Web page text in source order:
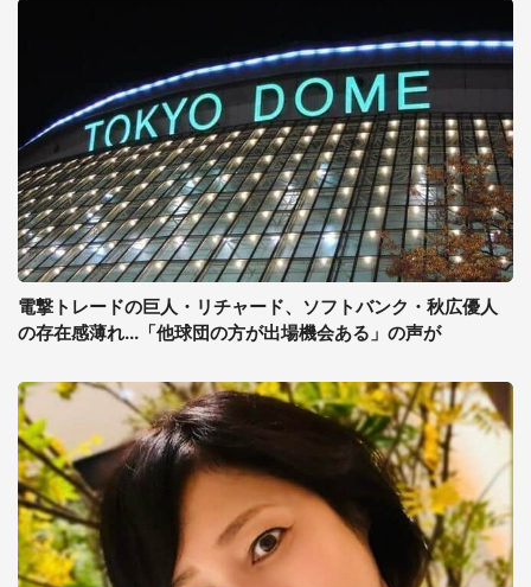
電撃トレードの巨人・リチャード、ソフトバンク・秋広優人
の存在感薄れ...「他球団の方が出場機会ある」の声が